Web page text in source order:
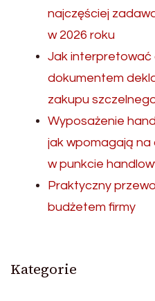
najczęściej
w 2026 roku
Jak interpretować
dokumentem
zakupu
Wyposażenie
jak wpomagają na
w punkcie
Praktyczny
budżetem firmy
Kategorie